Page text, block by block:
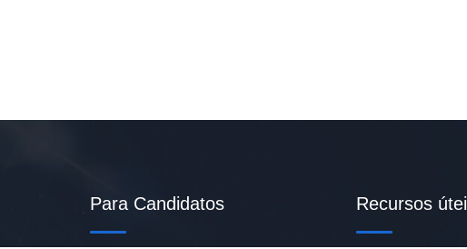
Para Candidatos Recursos